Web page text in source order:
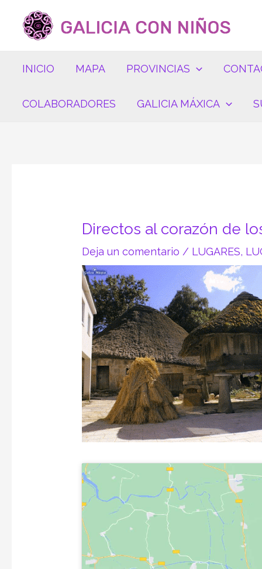
contenido
INICIO MAPA PROVINCIAS
COLABORADORES GALICIA MÁXICA
Directos al corazón de
Deja un comentario / LUGARES,
Navegación
de
entradas